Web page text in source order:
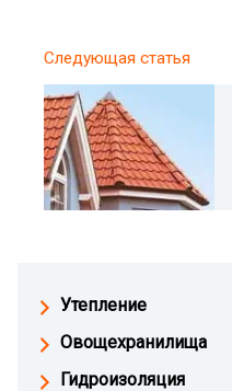
Утепление
Овощехранилища
Гидроизоляция
Следующая статья